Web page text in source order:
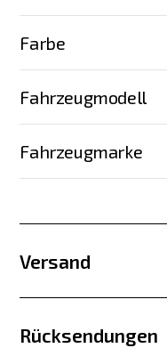
Farbe
Fahrzeugmodell
Fahrzeugmarke
Versand
Rücksendungen